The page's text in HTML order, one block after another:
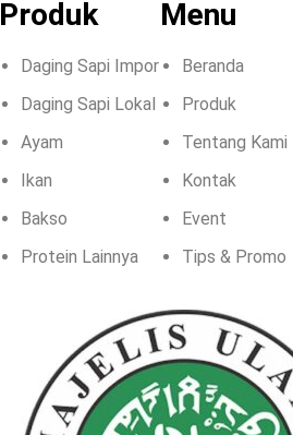
Produk
Daging Sapi Impor
Daging Sapi Lokal
Ayam
Ikan
Bakso
Protein Lainnya
Menu
Beranda
Produk
Tentang Kami
Kontak
Event
Tips & Promo